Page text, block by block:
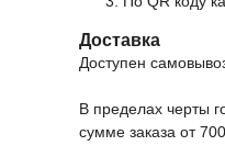
Доставка
Доступен
В пределах черты
сумме заказа от